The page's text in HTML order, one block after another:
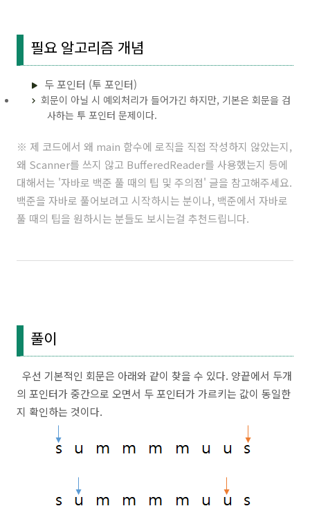
필요 알고리즘 개념
두 포인터 (투 포인터)
회문이 아닐 시 예외처리가 들어가긴 하지만, 기본은 회문을 검
사하는 투 포인터 문제이다.
※ 제 코드에서 왜 main 함수에 로직을 직접 작성하지 않았는지,
왜 Scanner를 쓰지 않고 BufferedReader를 사용했는지 등에
대해서는 '자바로 백준 풀 때의 팁 및 주의점' 글을 참고해주세요.
백준을 자바로 풀어보려고 시작하시는 분이나, 백준에서 자바로
풀 때의 팁을 원하시는 분들도 보시는걸 추천드립니다.
풀이
우선 기본적인 회문은 아래와 같이 찾을 수 있다. 양끝에서 두개
의 포인터가 중간으로 오면서 두 포인터가 가르키는 값이 동일한
지 확인하는 것이다.